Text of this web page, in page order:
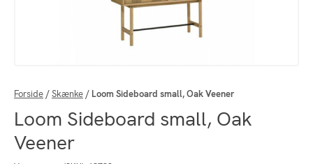
Forside /Skænke / Loom Sideboard small, Oak Veener
Loom Sideboard small, Oak
Veener